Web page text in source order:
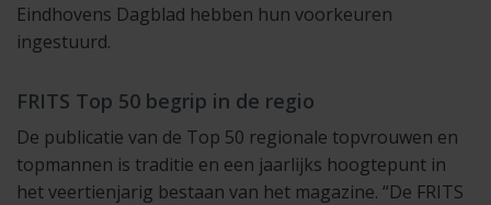
Eindhovens Dagblad hebben hun voorkeuren
ingestuurd.
FRITS Top 50 begrip in de regio
De publicatie van de Top 50 regionale topvrouwen en
topmannen is traditie en een jaarlijks hoogtepunt in
het veertienjarig bestaan van het magazine. “De FRITS